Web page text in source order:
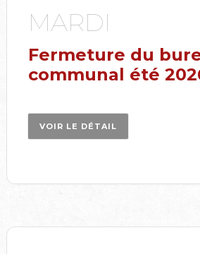
MARDI
Fermeture du
communal été
VOIR LE DÉTAIL